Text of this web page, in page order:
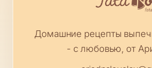
Домашние рецепты
- с любовью, от